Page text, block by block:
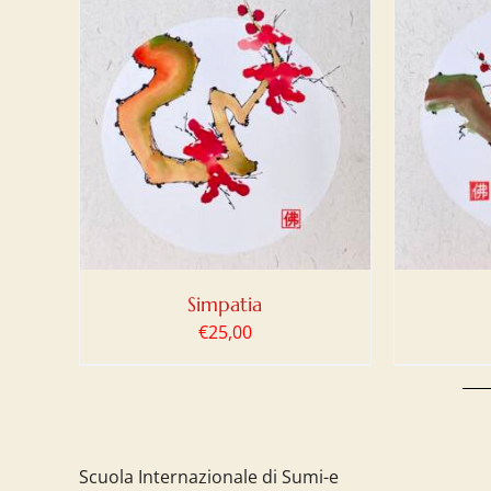
Simpatia
€25,00
AGGIUNGI AL CARRELLO
DETTAGLI
Scuola Internazionale di Sumi-e